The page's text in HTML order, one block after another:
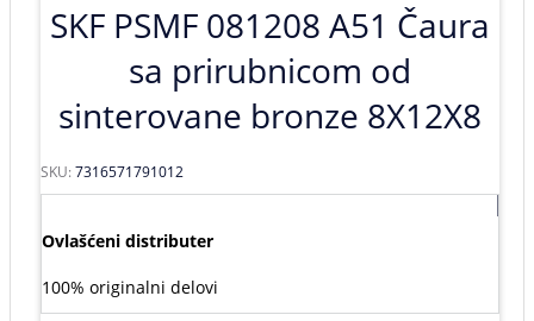
SKF PSMF 081208 A51 Čaura
sa prirubnicom od
sinterovane bronze 8X12X8
SKU:7316571791012
Ovlašćeni distributer
100% originalni delovi